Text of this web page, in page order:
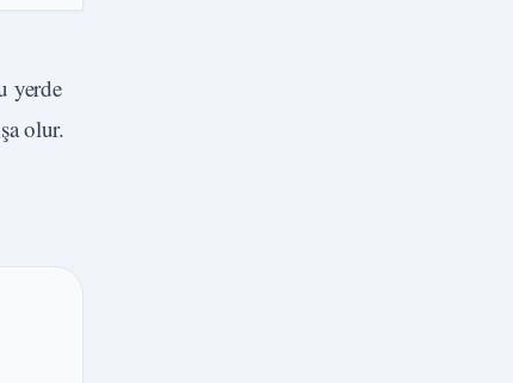
yerde
olur.